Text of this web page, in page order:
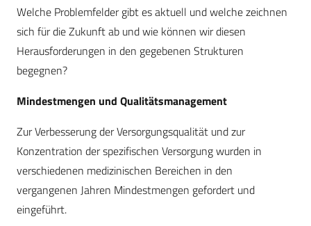
Welche Problemfelder gibt es aktuell und welche zeichnen
sich für die Zukunft ab und wie können wir diesen
Herausforderungen in den gegebenen Strukturen
begegnen?
Mindestmengen und Qualitätsmanagement
Zur Verbesserung der Versorgungsqualität und zur
Konzentration der spezifischen Versorgung wurden in
verschiedenen medizinischen Bereichen in den
vergangenen Jahren Mindestmengen gefordert und
eingeführt.